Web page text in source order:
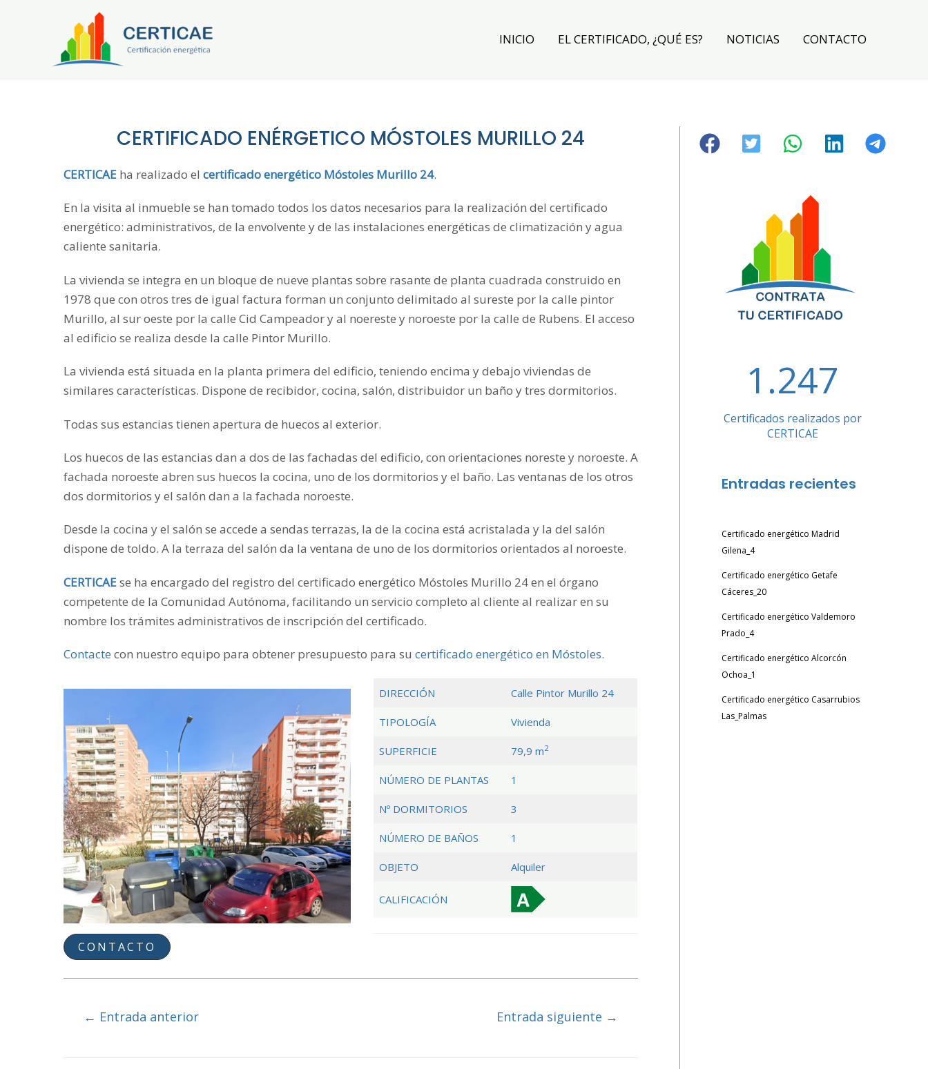
INICIO EL CERTIFICADO, ¿QUÉ ES? NOTICIAS CONTACTO
CERTIFICADO ENÉRGETICO MÓSTOLES MURILLO 24
CERTICAE ha realizado el certificado energético Móstoles Murillo 24.
En la visita al inmueble se han tomado todos los datos necesarios para la realización del certificado
energético: administrativos, de la envolvente y de las instalaciones energéticas de climatización y agua
caliente sanitaria.
La vivienda se integra en un bloque de nueve plantas sobre rasante de planta cuadrada construido en
1978 que con otros tres de igual factura forman un conjunto delimitado al sureste por la calle pintor
Murillo, al sur oeste por la calle Cid Campeador y al noereste y noroeste por la calle de Rubens. El acceso
al edificio se realiza desde la calle Pintor Murillo.
La vivienda está situada en la planta primera del edificio, teniendo encima y debajo viviendas de
similares características. Dispone de recibidor, cocina, salón, distribuidor un baño y tres dormitorios.
Todas sus estancias tienen apertura de huecos al exterior.
Los huecos de las estancias dan a dos de las fachadas del edificio, con orientaciones noreste y noroeste. A
fachada noroeste abren sus huecos la cocina, uno de los dormitorios y el baño. Las ventanas de los otros
dos dormitorios y el salón dan a la fachada noroeste.
Desde la cocina y el salón se accede a sendas terrazas, la de la cocina está acristalada y la del salón
dispone de toldo. A la terraza del salón da la ventana de uno de los dormitorios orientados al noroeste.
CERTICAEse ha encargado del registro del certificado energético Móstoles Murillo 24 en el órgano
competente de la Comunidad Autónoma, facilitando un servicio completo al cliente al realizar en su
nombre los trámites administrativos de inscripción del certificado.
Contacte con nuestro equipo para obtener presupuesto para su certificado energético en Móstoles.
DIRECCIÓN Calle Pintor Murillo 24
TIPOLOGÍA Vivienda
SUPERFICIE 79,9 m2
NÚMERO DE PLANTAS 1
Nº DORMITORIOS 3
NÚMERO DE BAÑOS 1
OBJETO Alquiler
CALIFICACIÓN
CONTACTO
Navegación
← Entrada anterior Entrada siguiente →
1.247
Certificados realizados por
CERTICAE
Entradas recientes
Certificado energético Madrid
Gilena_4
Certificado energético Getafe
Cáceres_20
Certificado energético Valdemoro
Prado_4
Certificado energético Alcorcón
Ochoa_1
Certificado energético Casarrubios
Las_Palmas